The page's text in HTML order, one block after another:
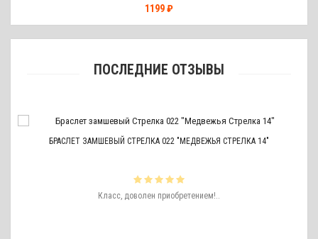
1199 ₽
ПОСЛЕДНИЕ ОТЗЫВЫ
БРАСЛЕТ ЗАМШЕВЫЙ СТРЕЛКА 022 "МЕДВЕЖЬЯ СТРЕЛКА 14"
Класс, доволен приобретением!..